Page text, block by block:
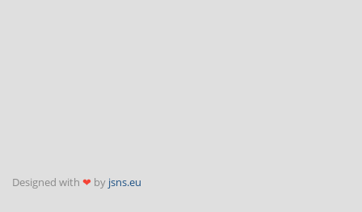
Designed with ❤ by jsns.eu